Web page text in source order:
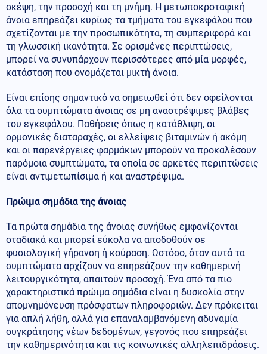
σκέψη, την προσοχή και τη μνήμη. Η μετωποκροταφική
άνοια επηρεάζει κυρίως τα τμήματα του εγκεφάλου που
σχετίζονται με την προσωπικότητα, τη συμπεριφορά και
τη γλωσσική ικανότητα. Σε ορισμένες περιπτώσεις,
μπορεί να συνυπάρχουν περισσότερες από μία μορφές,
κατάσταση που ονομάζεται μικτή άνοια.
Είναι επίσης σημαντικό να σημειωθεί ότι δεν οφείλονται
όλα τα συμπτώματα άνοιας σε μη αναστρέψιμες βλάβες
του εγκεφάλου. Παθήσεις όπως η κατάθλιψη, οι
ορμονικές διαταραχές, οι ελλείψεις βιταμινών ή ακόμη
και οι παρενέργειες φαρμάκων μπορούν να προκαλέσουν
παρόμοια συμπτώματα, τα οποία σε αρκετές περιπτώσεις
είναι αντιμετωπίσιμα ή και αναστρέψιμα.
Πρώιμα σημάδια της άνοιας
Τα πρώτα σημάδια της άνοιας συνήθως εμφανίζονται
σταδιακά και μπορεί εύκολα να αποδοθούν σε
φυσιολογική γήρανση ή κούραση. Ωστόσο, όταν αυτά τα
συμπτώματα αρχίζουν να επηρεάζουν την καθημερινή
λειτουργικότητα, απαιτούν προσοχή. Ένα από τα πιο
χαρακτηριστικά πρώιμα σημάδια είναι η δυσκολία στην
απομνημόνευση πρόσφατων πληροφοριών. Δεν πρόκειται
για απλή λήθη, αλλά για επαναλαμβανόμενη αδυναμία
συγκράτησης νέων δεδομένων, γεγονός που επηρεάζει
την καθημερινότητα και τις κοινωνικές αλληλεπιδράσεις.